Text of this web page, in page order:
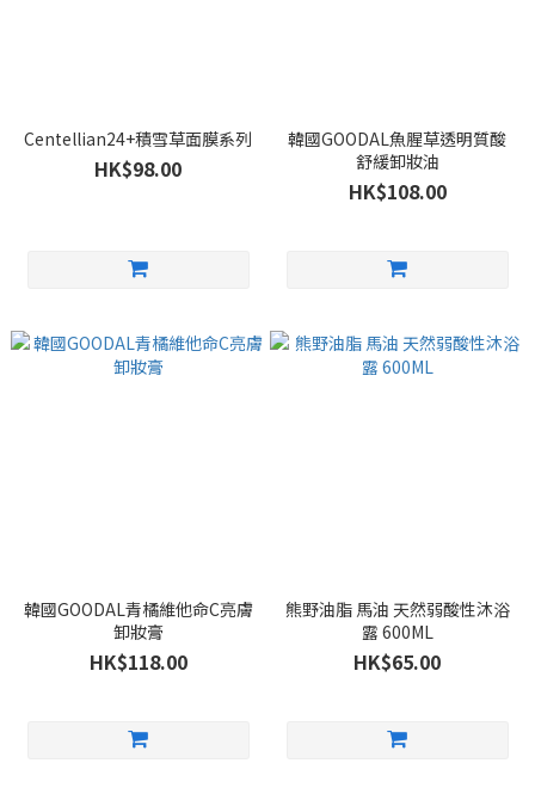
Centellian24+積雪草面膜系列
HK$98.00
韓國GOODAL魚腥草透明質酸
舒緩卸妝油
HK$108.00
韓國GOODAL青橘維他命C亮膚
卸妝膏
HK$118.00
熊野油脂 馬油 天然弱酸性沐浴
露 600ML
HK$65.00